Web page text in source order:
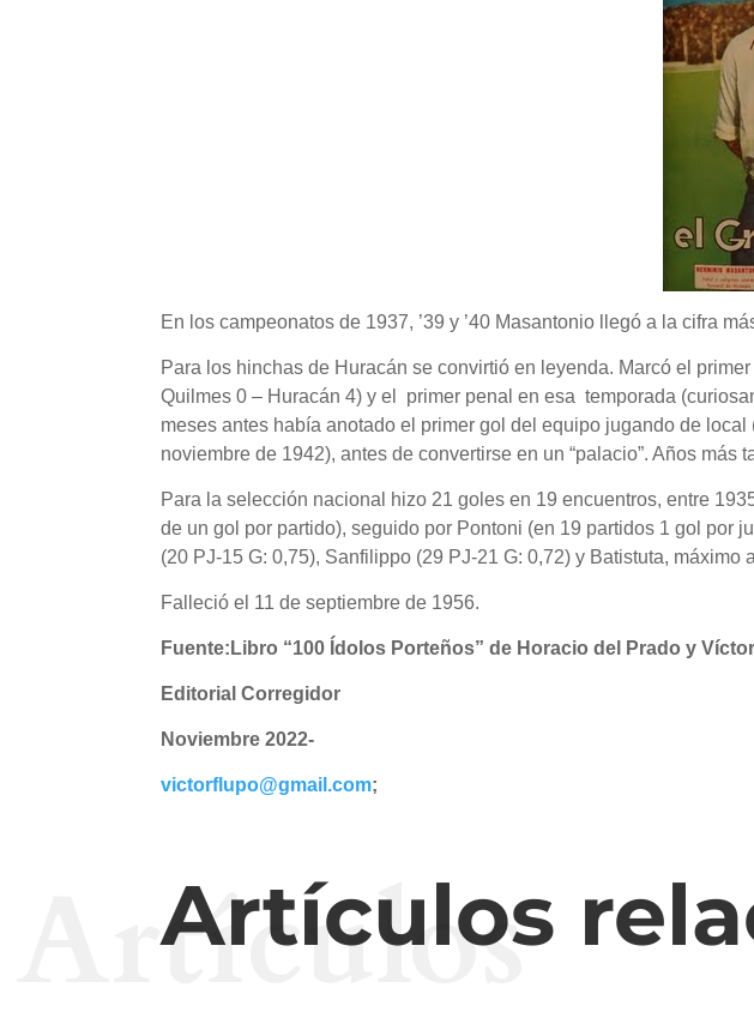
En los campeonatos de 1937, ’39 y ’40 Masantonio llegó a la cifra
Para los hinchas de Huracán se convirtió en leyenda. Marcó el
Quilmes 0 – Huracán 4) y el primer penal en esa temporada
meses antes había anotado el primer gol del equipo jugando de
noviembre de 1942), antes de convertirse en un “palacio”. Años más
Para la selección nacional hizo 21 goles en 19 encuentros, entre
de un gol por partido), seguido por Pontoni (en 19 partidos 1 gol por
(20 PJ-15 G: 0,75), Sanfilippo (29 PJ-21 G: 0,72) y Batistuta, máximo
Falleció el 11 de septiembre de 1956.
Fuente: Libro “100 Ídolos Porteños” de Horacio del Prado y
Editorial Corregidor
Noviembre 2022-
victorflupo@gmail.com;
Artículos
Artículos